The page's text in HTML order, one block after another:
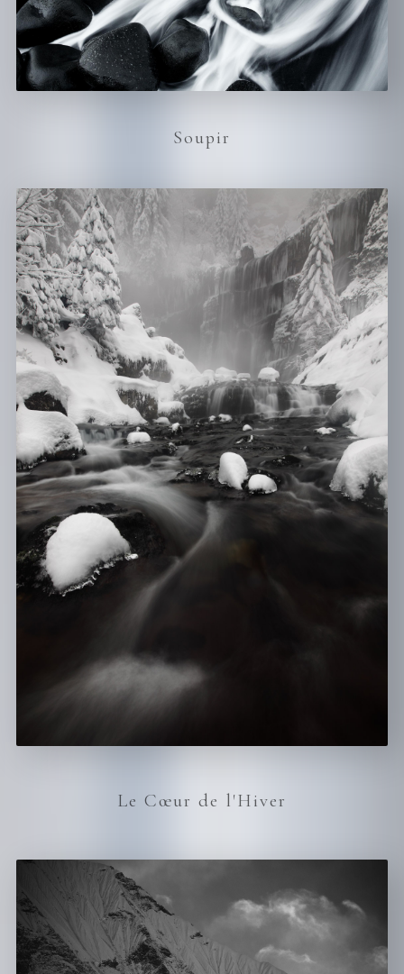
Soupir
Le Cœur de l'Hiver